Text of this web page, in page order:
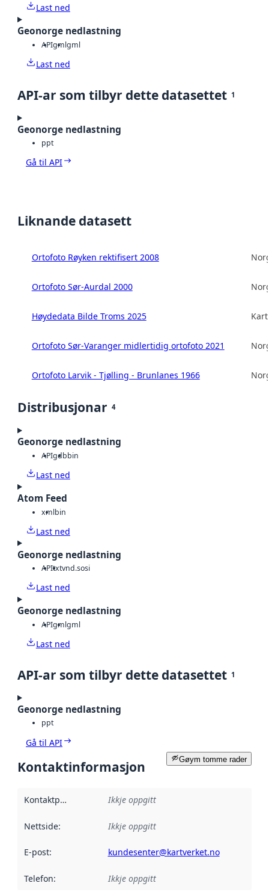
Last ned
Geonorge nedlastning
APIgmlgml
Last ned
API-ar som tilbyr dette datasettet 1
Geonorge nedlastning
ppt
Gå til API
Liknande datasett
Ortofoto Røyken rektifisert 2008
Ortofoto Sør-Aurdal 2000
Høydedata Bilde Troms 2025
Ortofoto Sør-Varanger midlertidig ortofoto 2021
Ortofoto Larvik - Tjølling - Brunlanes 1966
Distribusjonar 4
Geonorge nedlastning
APIgdbbin
Last ned
Atom Feed
xmlbin
Last ned
Geonorge nedlastning
APItxtvnd.sosi
Last ned
Geonorge nedlastning
APIgmlgml
Last ned
API-ar som tilbyr dette datasettet 1
Geonorge nedlastning
ppt
Gå til API
Gøym tomme rader
Kontaktinformasjon
Kontaktpunkt Ikkje oppgitt
Nettside: Ikkje oppgitt
E-post: kundesenter@kartverket.no
Telefon: Ikkje oppgitt